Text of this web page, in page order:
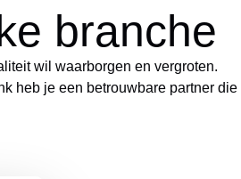
branche
wil waarborgen en vergroten.
heb je een betrouwbare partner die